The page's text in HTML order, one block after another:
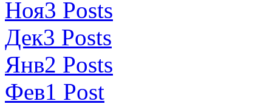
Ноя3 Posts
Дек3 Posts
Янв2 Posts
Фев1 Post